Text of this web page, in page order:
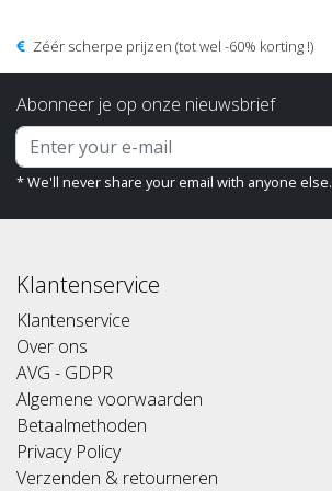
Zéér scherpe prijzen (tot wel -60% korting !)
Abonneer je op onze nieuwsbrief
* We'll never share your email with anyone else.
Klantenservice
Klantenservice
Over ons
AVG - GDPR
Algemene voorwaarden
Betaalmethoden
Privacy Policy
Verzenden & retourneren